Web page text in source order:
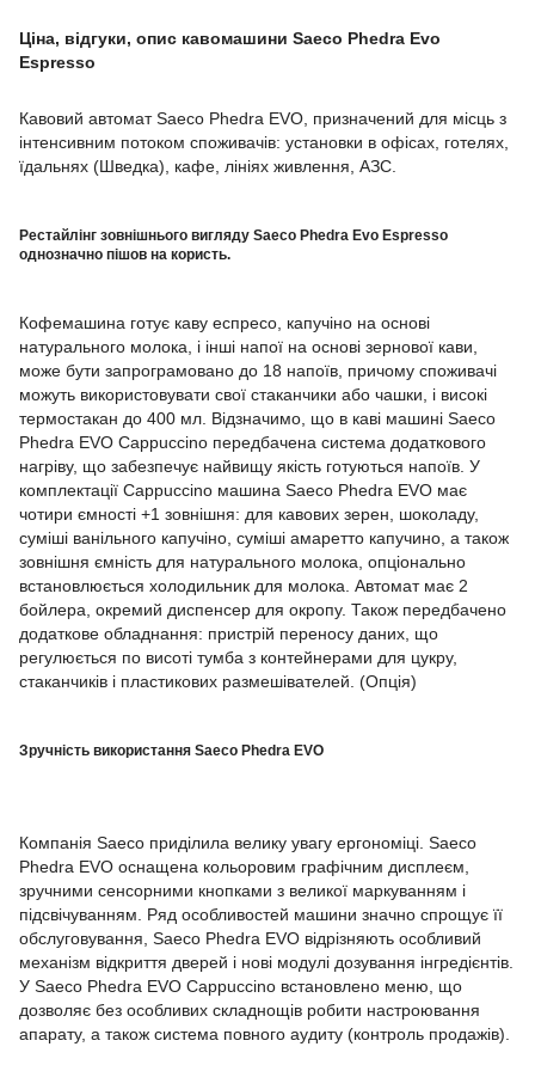
Ціна, відгуки, опис кавомашини Saeco Phedra Evo
Espresso
Кавовий автомат Saeco Phedra EVO, призначений для місць з
інтенсивним потоком споживачів: установки в офісах, готелях,
їдальнях (Шведка), кафе, лініях живлення, АЗС.
Рестайлінг зовнішнього вигляду Saeco Phedra Evo Espresso
однозначно пішов на користь.
Кофемашина готує каву еспресо, капучіно на основі
натурального молока, і інші напої на основі зернової кави,
може бути запрограмовано до 18 напоїв, причому споживачі
можуть використовувати свої стаканчики або чашки, і високі
термостакан до 400 мл. Відзначимо, що в каві машині Saeco
Phedra EVO Cappuccino передбачена система додаткового
нагріву, що забезпечує найвищу якість готуються напоїв. У
комплектації Cappuccino машина Saeco Phedra EVO має
чотири ємності +1 зовнішня: для кавових зерен, шоколаду,
суміші ванільного капучіно, суміші амаретто капучино, а також
зовнішня ємність для натурального молока, опціонально
встановлюється холодильник для молока. Автомат має 2
бойлера, окремий диспенсер для окропу. Також передбачено
додаткове обладнання: пристрій переносу даних, що
регулюється по висоті тумба з контейнерами для цукру,
стаканчиків і пластикових размешівателей. (Опція)
Зручність використання Saeco Phedra EVO
Компанія Saeco приділила велику увагу ергономіці. Saeco
Phedra EVO оснащена кольоровим графічним дисплеєм,
зручними сенсорними кнопками з великої маркуванням і
підсвічуванням. Ряд особливостей машини значно спрощує її
обслуговування, Saeco Phedra EVO відрізняють особливий
механізм відкриття дверей і нові модулі дозування інгредієнтів.
У Saeco Phedra EVO Cappuccino встановлено меню, що
дозволяє без особливих складнощів робити настроювання
апарату, а також система повного аудиту (контроль продажів).